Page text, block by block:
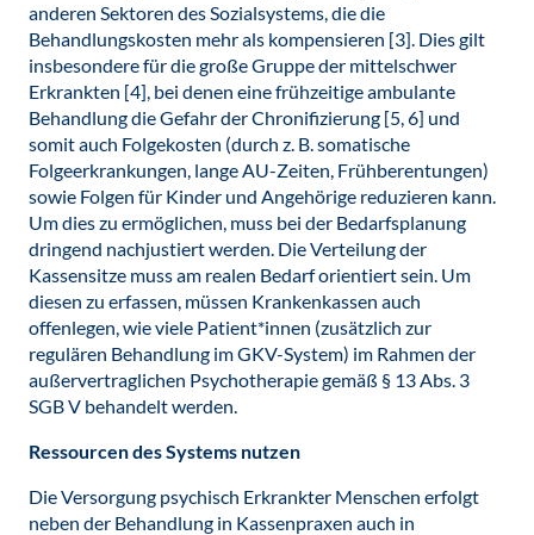
anderen Sektoren des Sozialsystems, die die
Behandlungskosten mehr als kompensieren [3]. Dies gilt
insbesondere für die große Gruppe der mittelschwer
Erkrankten [4], bei denen eine frühzeitige ambulante
Behandlung die Gefahr der Chronifizierung [5, 6] und
somit auch Folgekosten (durch z. B. somatische
Folgeerkrankungen, lange AU-Zeiten, Frühberentungen)
sowie Folgen für Kinder und Angehörige reduzieren kann.
Um dies zu ermöglichen, muss bei der Bedarfsplanung
dringend nachjustiert werden. Die Verteilung der
Kassensitze muss am realen Bedarf orientiert sein. Um
diesen zu erfassen, müssen Krankenkassen auch
offenlegen, wie viele Patient*innen (zusätzlich zur
regulären Behandlung im GKV-System) im Rahmen der
außervertraglichen Psychotherapie gemäß § 13 Abs. 3
SGB V behandelt werden.
Ressourcen des Systems nutzen
Die Versorgung psychisch Erkrankter Menschen erfolgt
neben der Behandlung in Kassenpraxen auch in